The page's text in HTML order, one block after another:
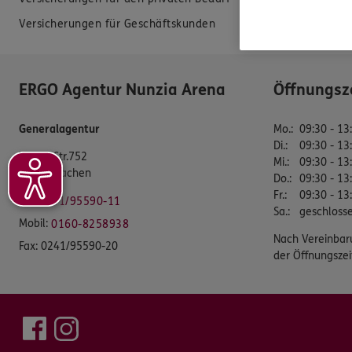
Versicherungen für Geschäftskunden
ERGO Agentur Nunzia Arena
Generalagentur
Trierer Str.752
52078 Aachen
Tel: 0241/95590-11
Mobil: 0160-8258938
Fax: 0241/95590-20
Mo.: 09:30 -
Di.:
09:30 -
Mi.:
09:30 -
Do.: 09:30 -
Fr.:
09:30 -
Sa.:
Nach
der